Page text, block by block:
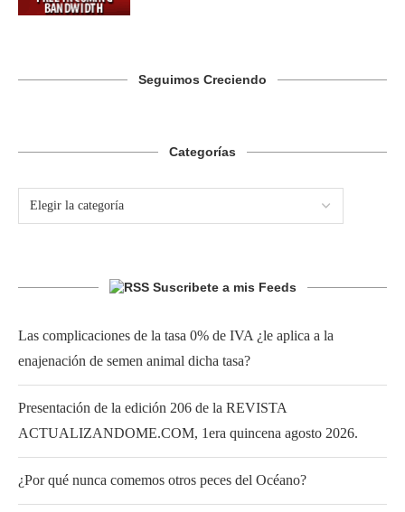
Seguimos Creciendo
Categorías
Suscribete a mis Feeds
Las complicaciones de la tasa 0% de IVA ¿le aplica a la
enajenación de semen animal dicha tasa?
Presentación de la edición 206 de la REVISTA
ACTUALIZANDOME.COM, 1era quincena agosto 2026.
¿Por qué nunca comemos otros peces del Océano?